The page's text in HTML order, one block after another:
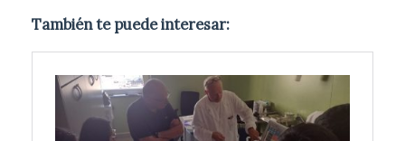
También te puede interesar: